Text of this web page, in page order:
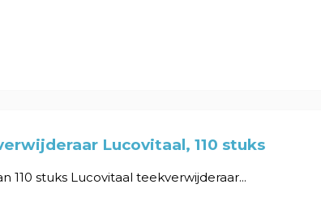
Lucovitaal, 110 stuks
110 stuks Lucovitaal teekverwijderaar...